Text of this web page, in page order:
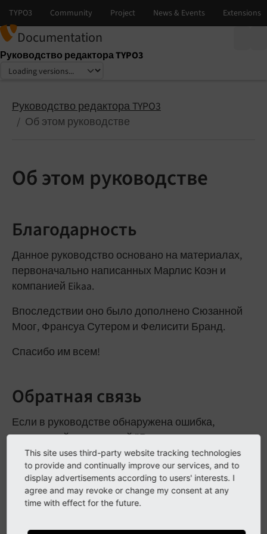
Documentation
Руководство редактора TYPO3
Select language
Select version
Руководство редактора TYPO3
Об этом руководстве
Об этом руководстве
Благодарность
Данное руководство основано на материалах,
первоначально написанных Марлис Коэн и
компанией Eikaa.
Впоследствии оно было дополнено Сюзанной
Моог, Франсуа Сутером и Фелисити Бранд.
Спасибо им всем!
Обратная связь
Если в руководстве обнаружена ошибка,
воспользуйтесь кнопкой "Редактировать на
GitHub" в правом верхнем углу и отправьте
запрос на исправление через GitHub. Кроме того,
вы можете отправить запрос на исправление
ошибки с помощью трекера ошибок:
Documentation/TYPO3CMS-Tutorial-Editors/issues.
This site uses third-party website tracking technologies
to provide and continually improve our services, and to
display advertisements according to users' interests. I
agree and may revoke or change my consent at any
time with effect for the future.